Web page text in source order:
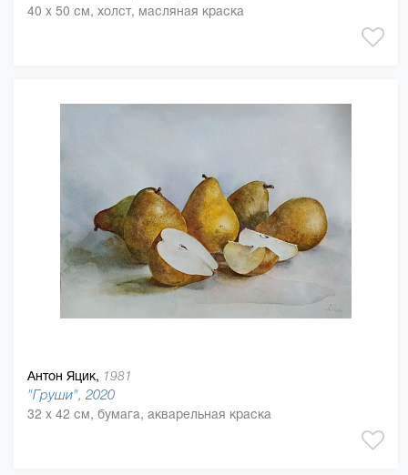
40 x 50 см, холст, масляная краска
Антон Яцик, 1981
"Груши", 2020
32 x 42 см, бумага, акварельная краска